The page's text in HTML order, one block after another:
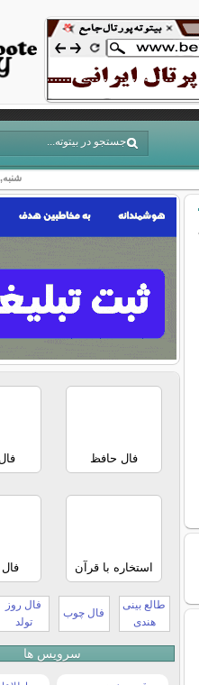
شنبه, ۱۷ مرداد
فال حافظ
استخاره با قرآن فال
طالع بینی
هندی
فال چوب
فال روز
تولد
سرویس ها